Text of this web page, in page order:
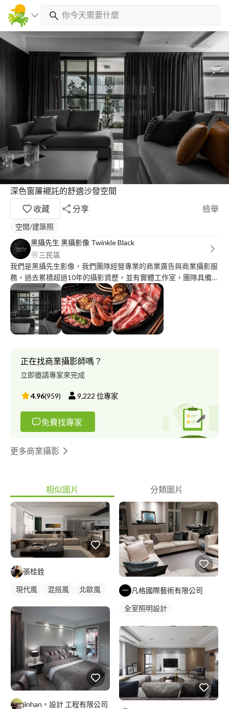
深色窗簾襯託的舒適沙發空間
收藏
分享 檢舉
空間/建築照
黑攝先生 黑攝影像 Twinkle Black
三民區
我們是黑攝先生影像，我們團隊經營專業的商業廣告與商業攝影服
務，過去累積超過10年的攝影資歷，並有實體工作室，團隊具備專
業的攝影器材設備且成員皆擁有獨立作業能力，並有許多商業攝影
與商業合作等經驗。 從商品到美食到空間等各產業等我們皆有許
多專業經驗。好的食材經過廚師的巧手成為美味料理，而好的產品
透過專業攝影的實拍攝影呈現獨特的光影與魅力，賦予產品更多的
溫度，提升品牌形象價值。 我們提供許多攝影方案，不論是創業
求，可以與我們做聯繫，讓我們為美好的商品留下精美的影像 ; 同
時也希望能與貴公司長期合作，創造不凡的價值。
正在找商業攝影師嗎？
立即邀請專家來完成
4.96(959) 9,222 位專家
免費找專家
更多商業攝影
相似圖片 分類圖片
張桂銓
現代風 混搭風 北歐風
jinhan。設計 工程有限公司
凡格國際藝術有限公司
全室照明設計